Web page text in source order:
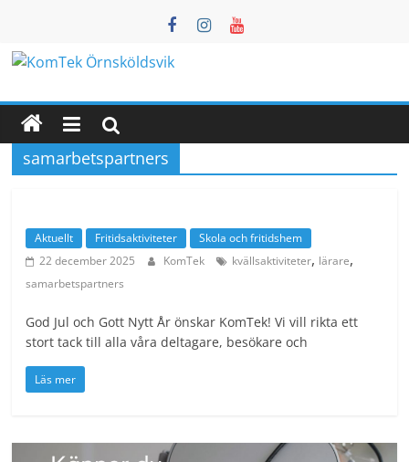
innehåll
KomTek
Örnsköldsvik
Teknikinspiration
och
unga
samarbetspartners
Aktuellt Fritidsaktiviteter
Skola och fritidshem
22 december 2025
KomTek kvällsaktiviteter, lärare,
samarbetspartners
God Jul och Gott Nytt År önskar KomTek! Vi vill rikta ett
stort tack till alla våra deltagare, besökare och
Läs mer